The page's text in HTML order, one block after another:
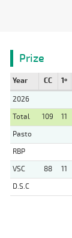
Prize
Year CC 1º
2026
Total
109 11
Pasto
RBP
VSC
88 11
D.S.C